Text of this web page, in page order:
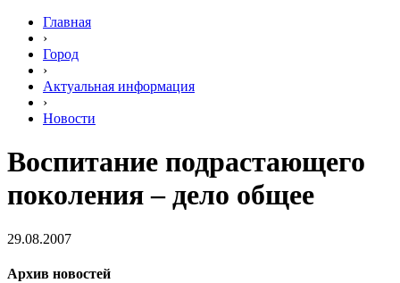
Главная
›
Город
›
Актуальная информация
›
Новости
Воспитание подрастающего
поколения – дело общее
29.08.2007
Архив новостей